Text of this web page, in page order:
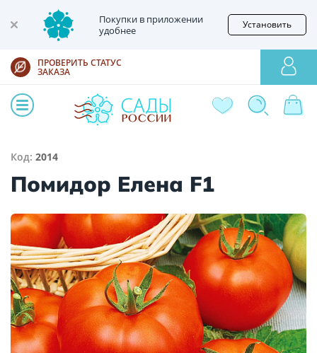
Покупки в приложении
удобнее
Установить
ПРОВЕРИТЬ СТАТУС
ЗАКАЗА
Код: 2014
Помидор Елена F1